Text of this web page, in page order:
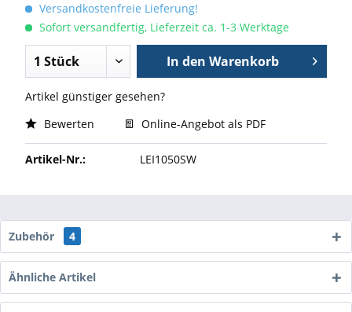
Versandkostenfreie Lieferung!
Sofort versandfertig, Lieferzeit ca. 1-3 Werktage
In den Warenkorb
Artikel günstiger gesehen?
Bewerten
Online-Angebot als PDF
Artikel-Nr.: LEI1050SW
Zubehör 4
Ähnliche Artikel